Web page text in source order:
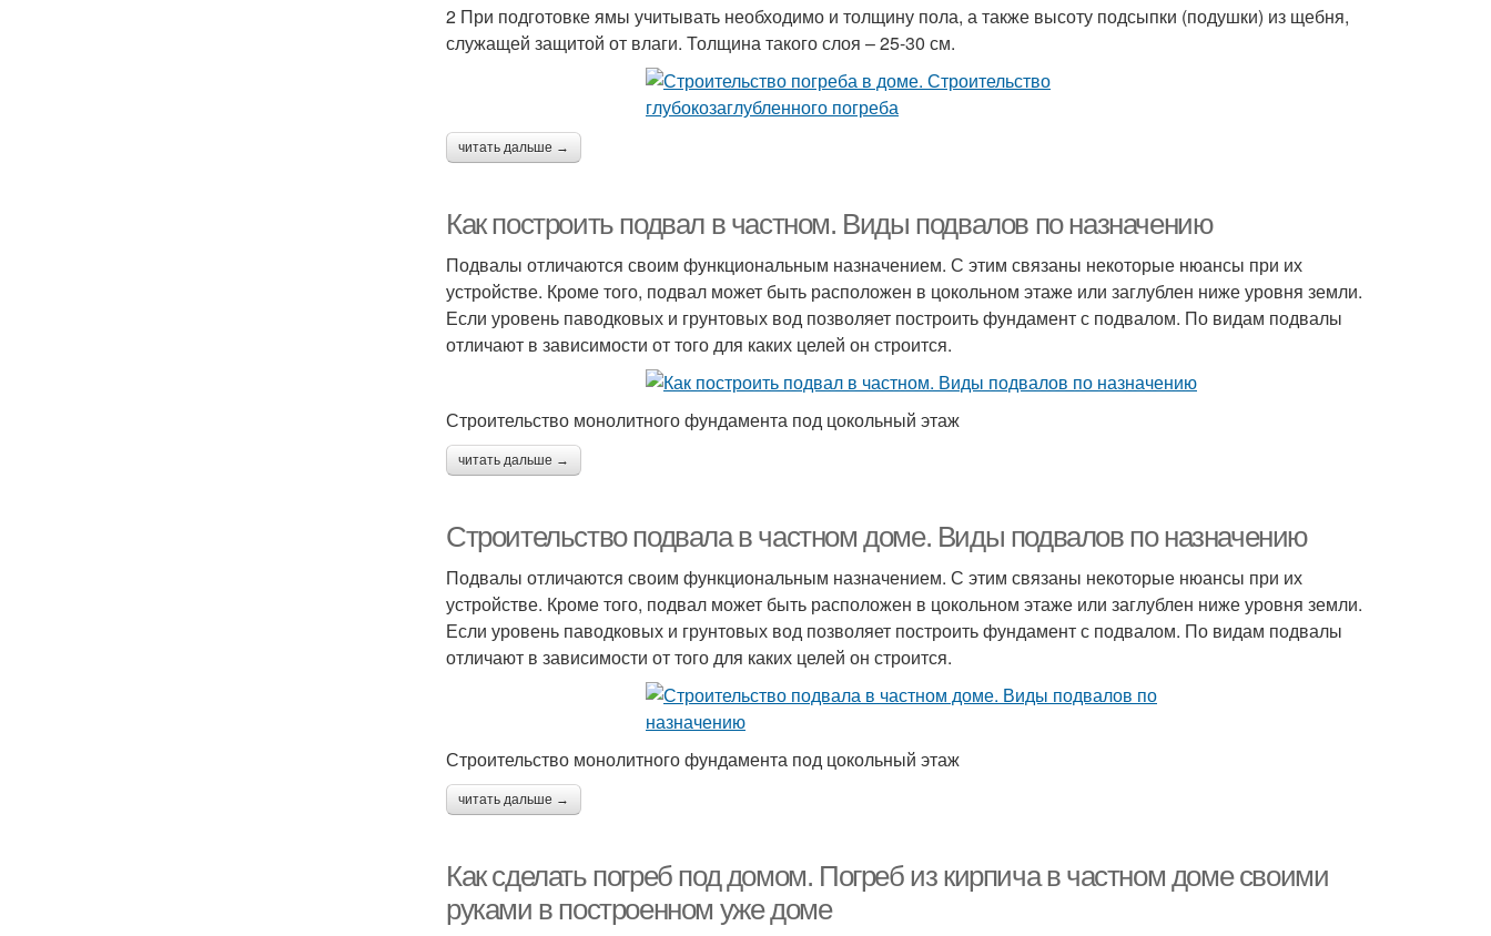
2 При подготовке ямы учитывать необходимо и толщину пола, а также высоту подсыпки (подушки) из щебня,
служащей защитой от влаги. Толщина такого слоя – 25-30 см.
читать дальше →
Как построить подвал в частном. Виды подвалов по назначению
Подвалы отличаются своим функциональным назначением. С этим связаны некоторые нюансы при их
устройстве. Кроме того, подвал может быть расположен в цокольном этаже или заглублен ниже уровня земли.
Если уровень паводковых и грунтовых вод позволяет построить фундамент с подвалом. По видам подвалы
отличают в зависимости от того для каких целей он строится.
Строительство монолитного фундамента под цокольный этаж
читать дальше →
Строительство подвала в частном доме. Виды подвалов по назначению
Подвалы отличаются своим функциональным назначением. С этим связаны некоторые нюансы при их
устройстве. Кроме того, подвал может быть расположен в цокольном этаже или заглублен ниже уровня земли.
Если уровень паводковых и грунтовых вод позволяет построить фундамент с подвалом. По видам подвалы
отличают в зависимости от того для каких целей он строится.
Строительство монолитного фундамента под цокольный этаж
читать дальше →
Как сделать погреб под домом. Погреб из кирпича в частном доме своими
руками в построенном уже доме